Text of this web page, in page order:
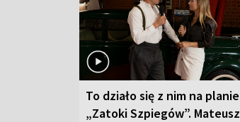
To działo się z nim na planie
„Zatoki Szpiegów”. Mateusz